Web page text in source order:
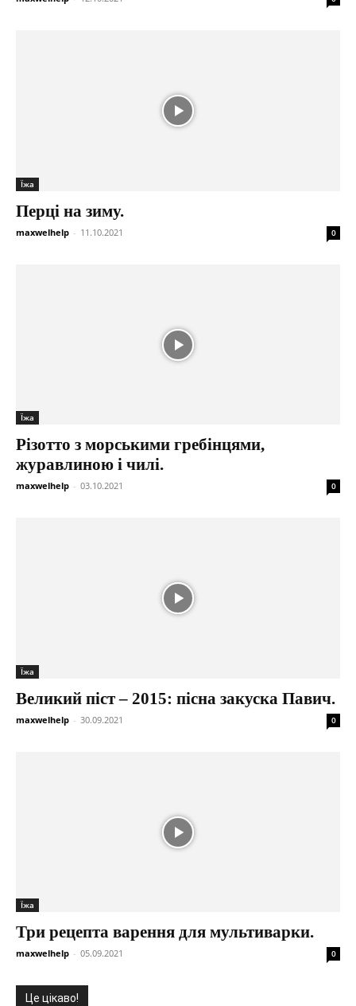
Їжа
Перці на зиму.
maxwelhelp - 11.10.2021 0
Їжа
Різотто з морськими гребінцями,
журавлиною і чилі.
maxwelhelp - 03.10.2021 0
Їжа
Великий піст – 2015: пісна закуска Павич.
maxwelhelp - 30.09.2021 0
Їжа
Три рецепта варення для мультиварки.
maxwelhelp - 05.09.2021 0
Це цікаво!